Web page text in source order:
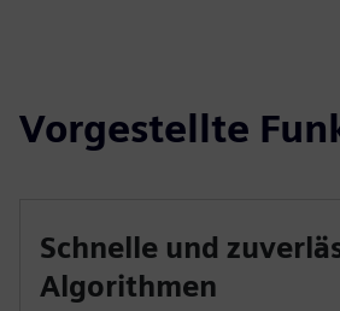
Vorgestellte
Schnelle und
Algorithmen